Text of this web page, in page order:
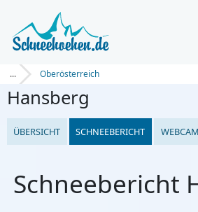
... Oberösterreich
Hansberg
ÜBERSICHT SCHNEEBERICHT
Schneebericht